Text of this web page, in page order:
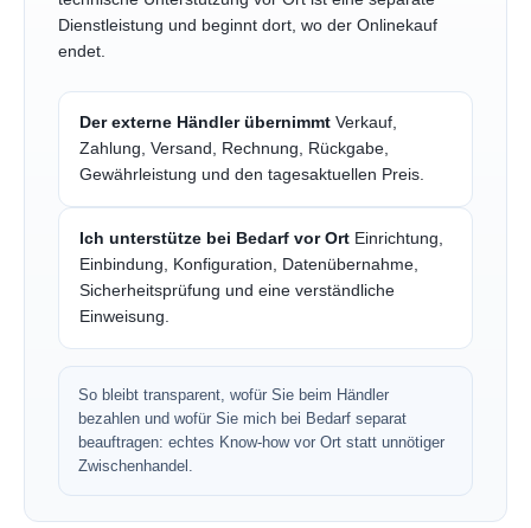
Dienstleistung und beginnt dort, wo der Onlinekauf
endet.
Der externe Händler übernimmt Verkauf,
Zahlung, Versand, Rechnung, Rückgabe,
Gewährleistung und den tagesaktuellen Preis.
Ich unterstütze bei Bedarf vor Ort Einrichtung,
Einbindung, Konfiguration, Datenübernahme,
Sicherheitsprüfung und eine verständliche
Einweisung.
So bleibt transparent, wofür Sie beim Händler
bezahlen und wofür Sie mich bei Bedarf separat
beauftragen: echtes Know-how vor Ort statt unnötiger
Zwischenhandel.